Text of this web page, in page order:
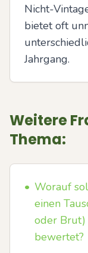
Nicht-
bietet oft
Jahrgang.
Weitere
Thema:
• Worauf
einen
oder Brut)
bewertet?